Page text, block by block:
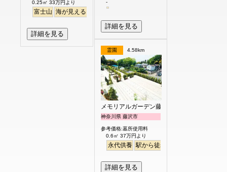
0.25㎡ 33万円より
富士山 海が見える
詳細を見る
-
詳細を見る
霊園 4.58km
メモリアルガーデン藤沢第2霊園
神奈川県 藤沢市
参考価格:墓所使用料
0.6㎡ 37万円より
永代供養 駅から徒歩
詳細を見る